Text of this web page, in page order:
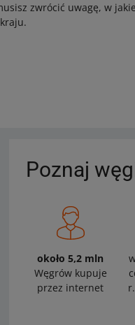
zwrócić uwagę, w
Poznaj
około 5,2 mln
Węgrów kupuje
przez internet